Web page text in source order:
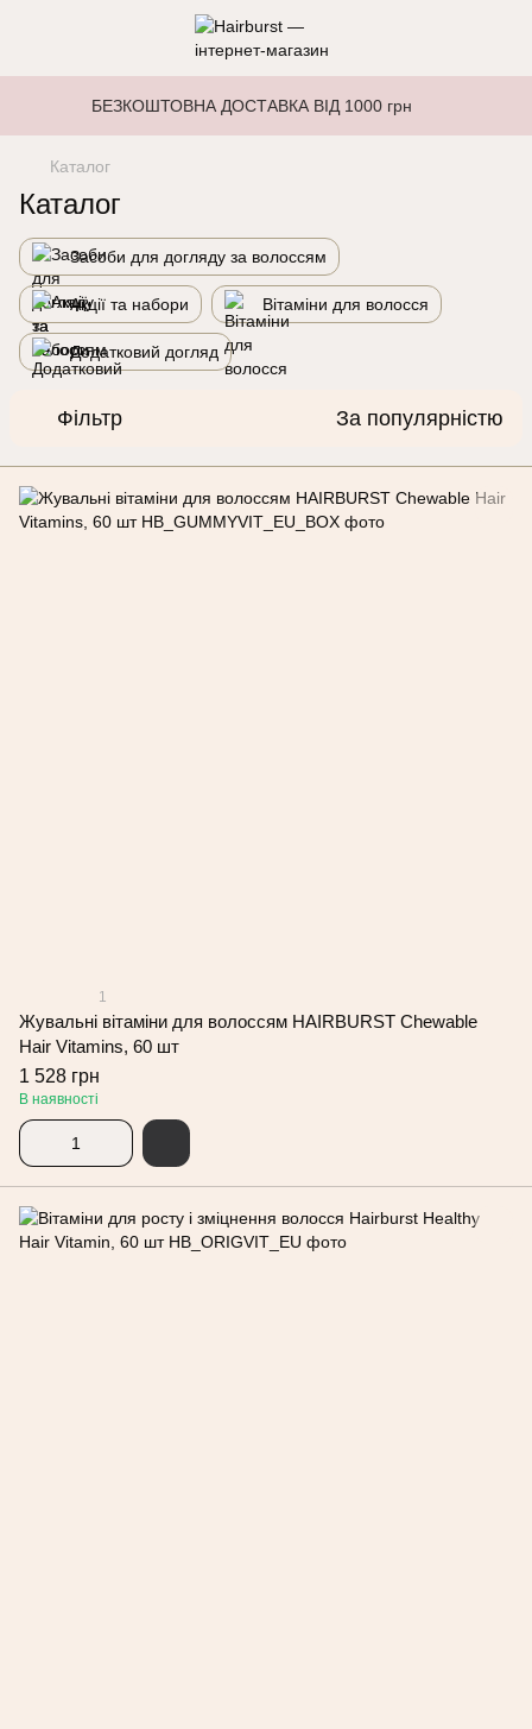
БЕЗКОШТОВНА ДОСТАВКА ВІД 1000 грн
Каталог
Каталог
Засоби для догляду за волоссям
Акції та набори Вітаміни для волосся
Додатковий догляд
Фільтр За популярністю
1
Жувальні вітаміни для волоссям HAIRBURST Chewable
Hair Vitamins, 60 шт
1 528 грн
В наявності